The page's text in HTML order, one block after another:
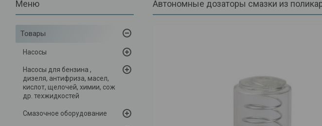
Товары
Насосы
Насосы для бензина ,
дизеля, антифриза, масел,
кислот, щелочей, химии, сож
др. техжидкостей
Смазочное оборудование
Автономные дозаторы смазки из